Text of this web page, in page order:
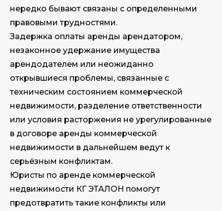
нередко бывают связаны с определенными
правовыми трудностями.
Задержка оплаты аренды арендатором,
незаконное удержание имущества
арендодателем или неожиданно
открывшиеся проблемы, связанные с
техническим состоянием коммерческой
недвижимости, разделение ответственности
или условия расторжения не урегулированные
в договоре аренды коммерческой
недвижимости в дальнейшем ведут к
серьёзным конфликтам.
Юристы по аренде коммерческой
недвижимости КГ ЭТАЛОН помогут
предотвратить такие конфликты или